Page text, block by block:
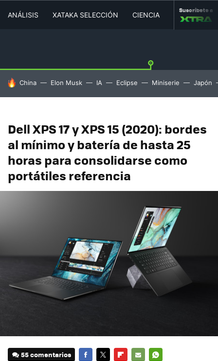
ANÁLISIS XATAKA SELECCIÓN CIENCIA MOVILIDAD
Suscríbete a
HOY SE HABLA DE
China Elon Musk IA Eclipse Miniserie Japón
Dell XPS 17 y XPS 15 (2020): bordes
al mínimo y batería de hasta 25
horas para consolidarse como
portátiles referencia
55 comentarios